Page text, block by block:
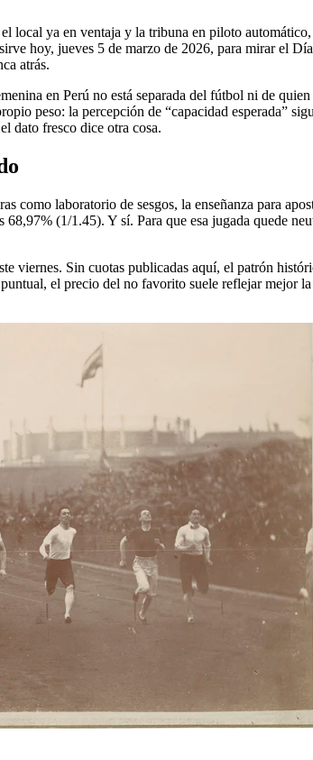
ya en ventaja y la tribuna en piloto
hoy, jueves 5 de marzo de 2026, para mirar el
atrás.
en Perú no está separada del fútbol ni de
peso: la percepción de “capacidad esperada”
dato fresco dice otra cosa.
como laboratorio de sesgos, la enseñanza para
(1/1.45). Y sí. Para que esa jugada quede
viernes. Sin cuotas publicadas aquí, el patrón
el precio del no favorito suele reflejar mejor